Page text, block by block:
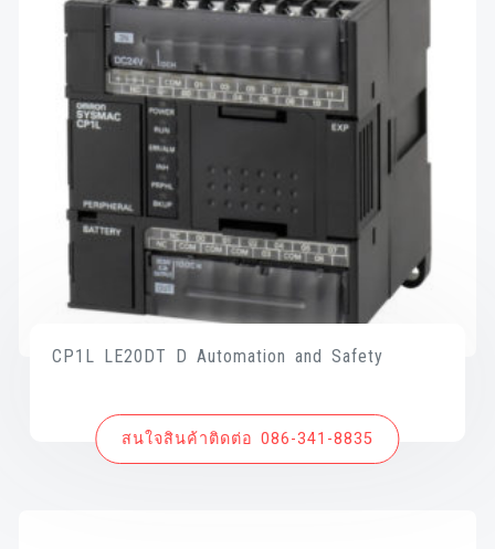
CP1L LE20DT D Automation and Safety
สนใจสินค้าติดต่อ 086-341-8835